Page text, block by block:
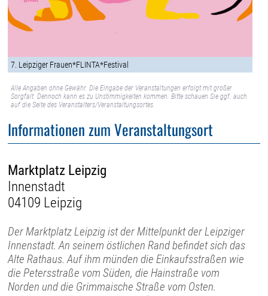
7. Leipziger Frauen*FLINTA*Festival
Alle Angaben ohne Gewähr. Die Eingabe der Veranstaltungen erfolgt mit großer
Sorgfalt. Dennoch kann es zu Unstimmigkeiten kommen. Bitte schauen Sie ggf. auch
auf die Seite des Veranstalters/Veranstaltungsortes.
Informationen zum Veranstaltungsort
Marktplatz Leipzig
Innenstadt
04109 Leipzig
Der Marktplatz Leipzig ist der Mittelpunkt der Leipziger
Innenstadt. An seinem östlichen Rand befindet sich das
Alte Rathaus. Auf ihm münden die Einkaufsstraßen wie
die Petersstraße vom Süden, die Hainstraße vom
Norden und die Grimmaische Straße vom Osten.